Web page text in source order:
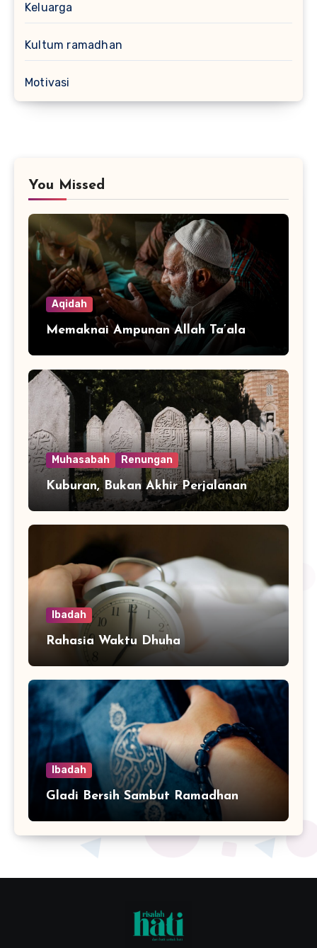
Keluarga
Kultum ramadhan
Motivasi
You Missed
Aqidah
Memaknai Ampunan Allah Ta’ala
Muhasabah Renungan
Kuburan, Bukan Akhir Perjalanan
Ibadah
Rahasia Waktu Dhuha
Ibadah
Gladi Bersih Sambut Ramadhan